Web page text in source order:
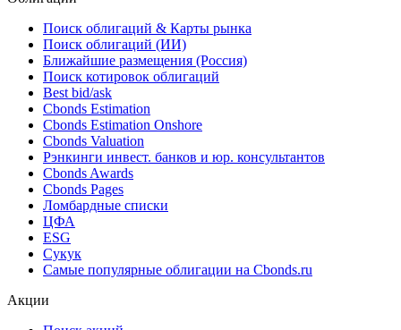
*** ***
Облигации
Поиск облигаций & Карты рынка
Поиск облигаций (ИИ)
Ближайшие размещения (Россия)
Поиск котировок облигаций
Best bid/ask
Cbonds Estimation
Cbonds Estimation Onshore
Cbonds Valuation
Рэнкинги инвест. банков и юр. консультантов
Cbonds Awards
Cbonds Pages
Ломбардные списки
ESG